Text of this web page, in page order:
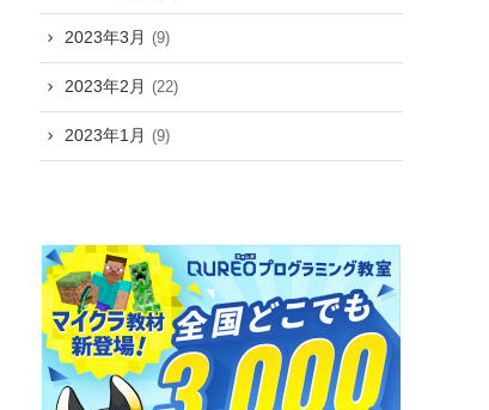
2023年3月 (9)
2023年2月 (22)
2023年1月 (9)